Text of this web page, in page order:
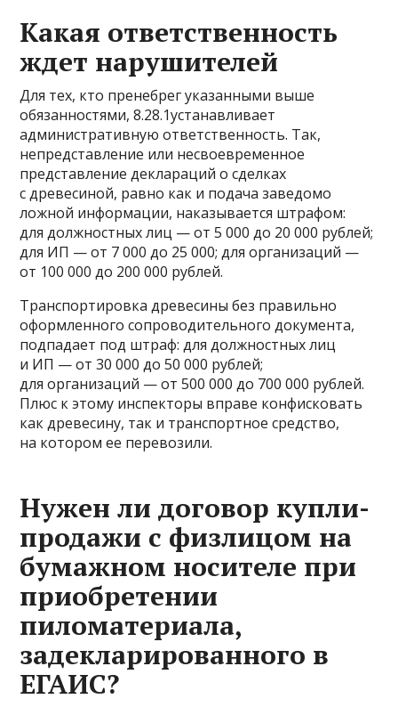
Какая ответственность
ждет нарушителей
Для тех, кто пренебрег указанными выше
обязанностями, 8.28.1устанавливает
административную ответственность. Так,
непредставление или несвоевременное
представление деклараций о сделках
с древесиной, равно как и подача заведомо
ложной информации, наказывается штрафом:
для должностных лиц — от 5 000 до 20 000 рублей;
для ИП — от 7 000 до 25 000; для организаций —
от 100 000 до 200 000 рублей.
Транспортировка древесины без правильно
оформленного сопроводительного документа,
подпадает под штраф: для должностных лиц
и ИП — от 30 000 до 50 000 рублей;
для организаций — от 500 000 до 700 000 рублей.
Плюс к этому инспекторы вправе конфисковать
как древесину, так и транспортное средство,
на котором ее перевозили.
Нужен ли договор купли-
продажи с физлицом на
бумажном носителе при
приобретении
пиломатериала,
задекларированного в
ЕГАИС?